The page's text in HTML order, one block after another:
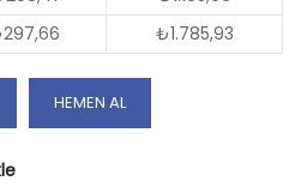
₺1.785,93
HEMEN AL